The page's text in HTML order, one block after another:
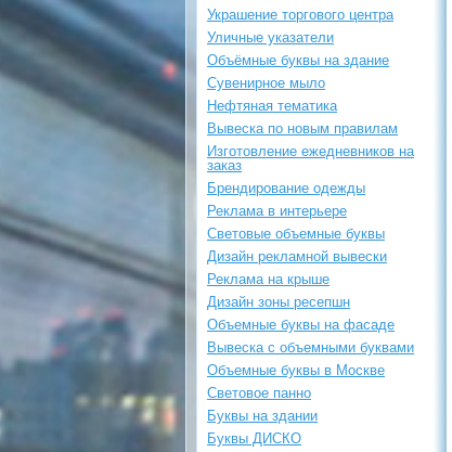
Украшение торгового центра
Уличные указатели
Объёмные буквы на здание
Сувенирное мыло
Нефтяная тематика
Вывеска по новым правилам
Изготовление ежедневников на
заказ
Брендирование одежды
Реклама в интерьере
Световые объемные буквы
Дизайн рекламной вывески
Реклама на крыше
Дизайн зоны ресепшн
Объемные буквы на фасаде
Вывеска с объемными буквами
Объемные буквы в Москве
Световое панно
Буквы на здании
Буквы ДИСКО